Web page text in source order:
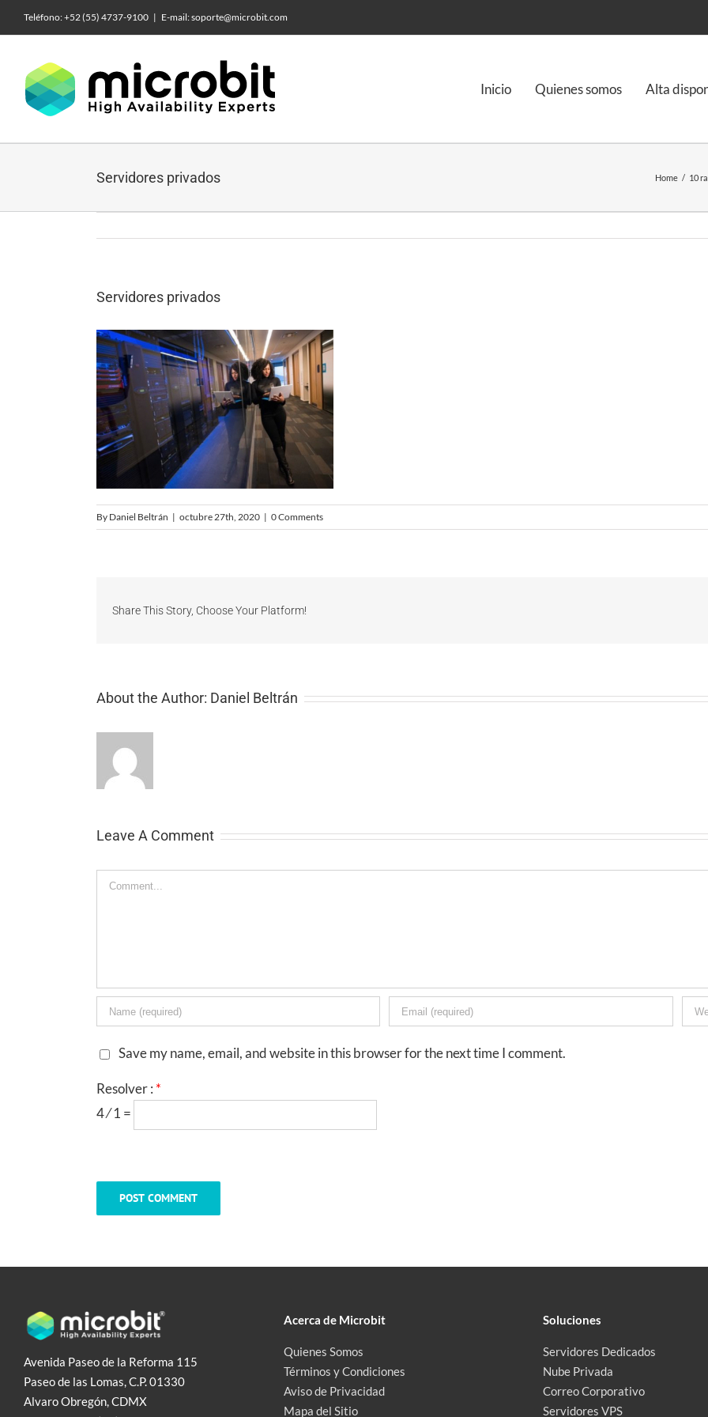
to
Teléfono: +52 (55) 4737-9100 | E-mail: soporte@microbit.com
Inicio Quienes somos Alta
Servidores privados Home / 10
Servidores privados
By Daniel Beltrán | octubre 27th, 2020 | 0 Comments
Share This Story, Choose Your Platform!
About the Author: Daniel Beltrán
Leave A Comment
Comment
Save my name, email, and website in this browser for the next time I comment.
Resolver : *
4 ⁄ 1 =
Avenida Paseo de la Reforma 115
Paseo de las Lomas, C.P. 01330
Alvaro Obregón, CDMX
Acerca de Microbit
Quienes Somos
Términos y Condiciones
Aviso de Privacidad
Mapa del Sitio
Soluciones
Servidores Dedicados
Nube Privada
Correo Corporativo
Servidores VPS